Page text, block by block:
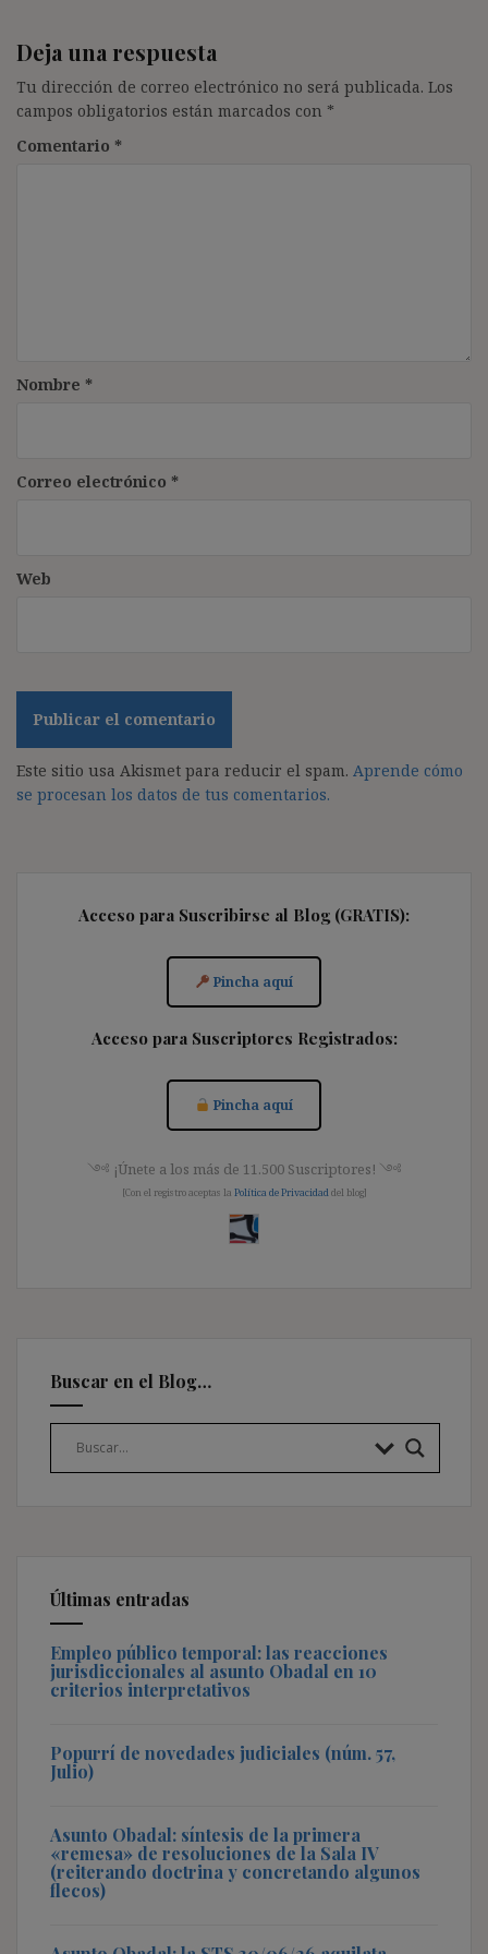
Deja una respuesta
Tu dirección de correo electrónico no será publicada. Los
campos obligatorios están marcados con *
Comentario *
Nombre *
Correo electrónico *
Web
Este sitio usa Akismet para reducir el spam. Aprende cómo
se procesan los datos de tus comentarios.
Acceso para Suscribirse al Blog (GRATIS):
Pincha aquí
Acceso para Suscriptores Registrados:
Pincha aquí
༺ ¡Únete a los más de 11.500 Suscriptores! ༺
[Con el registro aceptas la Política de Privacidad del blog]
Buscar en el Blog…
Últimas entradas
Empleo público temporal: las reacciones
jurisdiccionales al asunto Obadal en 10
criterios interpretativos
Popurrí de novedades judiciales (núm. 57,
Julio)
Asunto Obadal: síntesis de la primera
«remesa» de resoluciones de la Sala IV
(reiterando doctrina y concretando algunos
flecos)